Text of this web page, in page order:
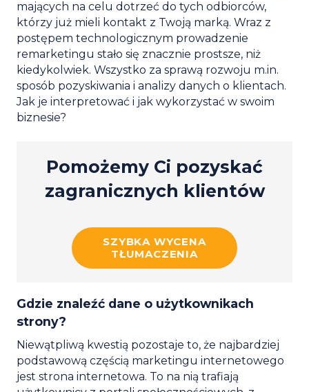
mających na celu dotrzeć do tych odbiorców,
którzy już mieli kontakt z Twoją marką. Wraz z
postępem technologicznym prowadzenie
remarketingu stało się znacznie prostsze, niż
kiedykolwiek. Wszystko za sprawą rozwoju m.in.
sposób pozyskiwania i analizy danych o klientach.
Jak je interpretować i jak wykorzystać w swoim
biznesie?
Pomożemy Ci pozyskać
zagranicznych klientów
SZYBKA WYCENA
TŁUMACZENIA
Gdzie znaleźć dane o użytkownikach
strony?
Niewątpliwą kwestią pozostaje to, że najbardziej
podstawową częścią marketingu internetowego
jest strona internetowa. To na nią trafiają